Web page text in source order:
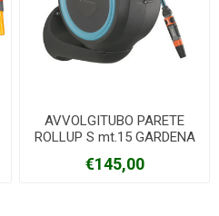
AVVOLGITUBO PARETE
ROLLUP S mt.15 GARDENA
€145,00